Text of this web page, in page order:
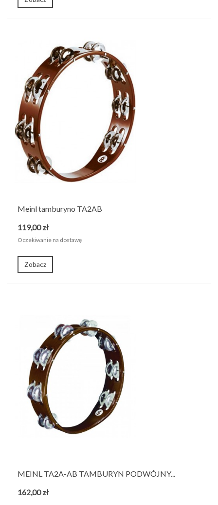
Meinl tamburyno TA2AB
119,00 zł
Oczekiwanie na dostawę
Zobacz
MEINL TA2A-AB TAMBURYN PODWÓJNY...
162,00 zł